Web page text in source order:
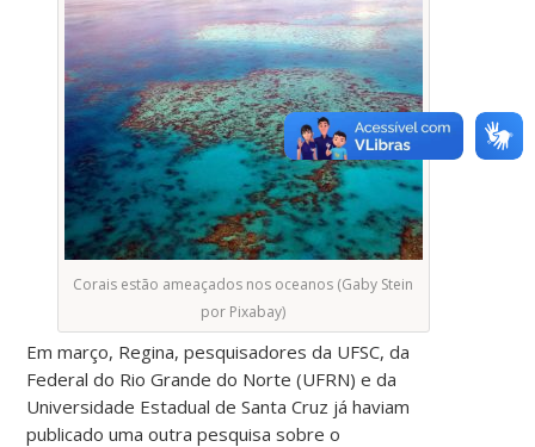
Corais estão ameaçados nos oceanos (Gaby Stein
por Pixabay)
Em março, Regina, pesquisadores da UFSC, da
Federal do Rio Grande do Norte (UFRN) e da
Universidade Estadual de Santa Cruz já haviam
publicado uma outra pesquisa sobre o